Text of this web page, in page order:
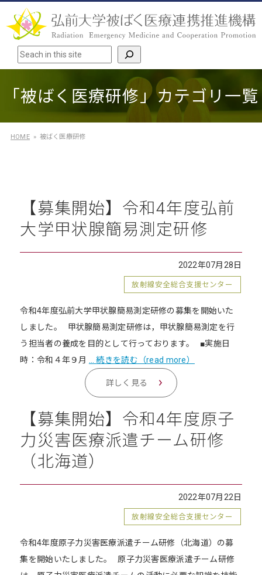
検索
「被ばく医療研修」カテゴリ一覧
HOME 被ばく医療研修
【募集開始】令和4年度弘前
大学甲状腺簡易測定研修
2022年07月28日
放射線安全総合支援センター
令和4年度弘前大学甲状腺簡易測定研修の募集を開始いた
しました。 甲状腺簡易測定研修は，甲状腺簡易測定を行
う担当者の養成を目的として行っております。 ■実施日
時：令和４年９月
… 続きを読む（read more）
詳しく見る
【募集開始】令和4年度原子
力災害医療派遣チーム研修
（北海道）
2022年07月22日
放射線安全総合支援センター
令和4年度原子力災害医療派遣チーム研修（北海道）の募
集を開始いたしました。 原子力災害医療派遣チーム研修